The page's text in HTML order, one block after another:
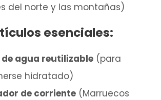
del norte y las montañas)
esenciales:
agua reutilizable (para
hidratado)
de corriente (Marruecos